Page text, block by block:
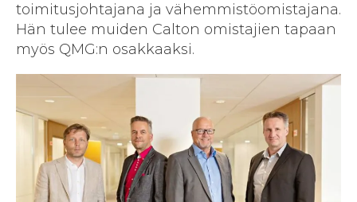
toimitusjohtajana ja vähemmistöomistajana.
Hän tulee muiden Calton omistajien tapaan
myös QMG:n osakkaaksi.